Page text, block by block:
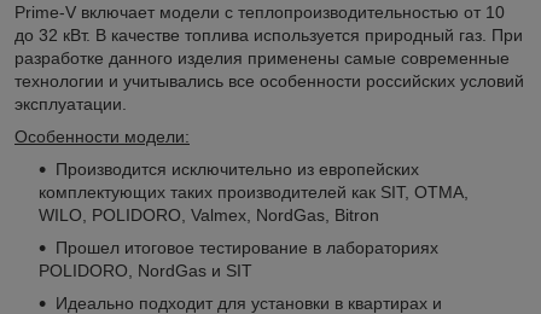
Prime-V включает модели с теплопроизводительностью от 10
до 32 кВт. В качестве топлива используется природный газ. При
разработке данного изделия применены самые современные
технологии и учитывались все особенности российских условий
эксплуатации.
Особенности модели:
Производится исключительно из европейских
комплектующих таких производителей как SIT, OTMA,
WILO, POLIDORO, Valmex, NordGas, Bitron
Прошел итоговое тестирование в лабораториях
POLIDORO, NordGas и SIT
Идеально подходит для установки в квартирах и